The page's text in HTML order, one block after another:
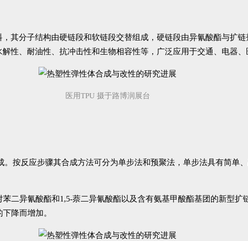
其分子结构由硬链段和软链段交替组成，硬链段由异氰酸酯与扩
性、耐油性、抗冲击性和生物相容性等，广泛应用于交通、电器、
医用TPU 摄于路博润展台
按反应步骤其合成方法可分为单步法和预聚法，单步法具有简单
二异氰酸酯和1,5-萘二异氰酸酯以及含有氨基甲酸酯基团的新型
降而增加。